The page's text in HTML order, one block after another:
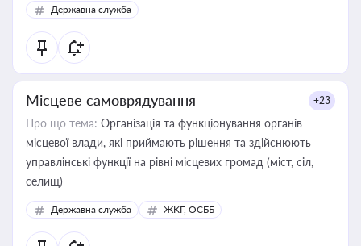
Державна служба
Місцеве самоврядування +23
Про що тема: Організація та функціонування органів
місцевої влади, які приймають рішення та здійснюють
управлінські функції на рівні місцевих громад (міст, сіл,
селищ)
Державна служба ЖКГ, ОСББ